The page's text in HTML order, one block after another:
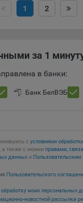
1 2
за 1
в банки:
Банк БелВЭБ
с условиями
, а также с моими правами,
данных и
Пользовательского
обработку моих персональных
новостной рассылки